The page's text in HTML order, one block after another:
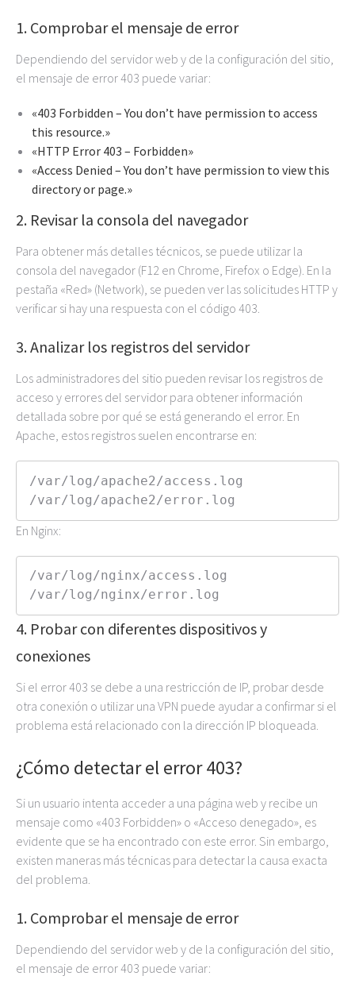
1. Comprobar el mensaje de error
Dependiendo del servidor web y de la configuración del sitio,
el mensaje de error 403 puede variar:
«403 Forbidden – You don’t have permission to access
this resource.»
«HTTP Error 403 – Forbidden»
«Access Denied – You don’t have permission to view this
directory or page.»
2. Revisar la consola del navegador
Para obtener más detalles técnicos, se puede utilizar la
consola del navegador (F12 en Chrome, Firefox o Edge). En la
pestaña «Red» (Network), se pueden ver las solicitudes HTTP y
verificar si hay una respuesta con el código 403.
3. Analizar los registros del servidor
Los administradores del sitio pueden revisar los registros de
acceso y errores del servidor para obtener información
detallada sobre por qué se está generando el error. En
Apache, estos registros suelen encontrarse en:
/var/log/apache2/access.log
/var/log/apache2/error.log
En Nginx:
/var/log/nginx/access.log
/var/log/nginx/error.log
4. Probar con diferentes dispositivos y
conexiones
Si el error 403 se debe a una restricción de IP, probar desde
otra conexión o utilizar una VPN puede ayudar a confirmar si el
problema está relacionado con la dirección IP bloqueada.
¿Cómo detectar el error 403?
Si un usuario intenta acceder a una página web y recibe un
mensaje como «403 Forbidden» o «Acceso denegado», es
evidente que se ha encontrado con este error. Sin embargo,
existen maneras más técnicas para detectar la causa exacta
del problema.
1. Comprobar el mensaje de error
Dependiendo del servidor web y de la configuración del sitio,
el mensaje de error 403 puede variar: